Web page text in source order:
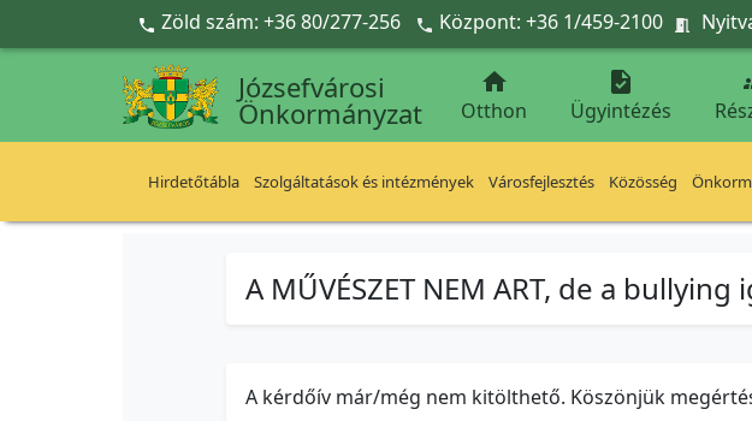
Ugrás a fő tartalomra
 Zöld szám: +36 80/277-256  Központ: +36 1/459-2100 
Józsefvárosi
Önkormányzat

Otthon

Ügyintézés
Hirdetőtábla Szolgáltatások és intézmények Városfejlesztés Közösség
A MŰVÉSZET NEM ART, de a
A kérdőív már/még nem kitölthető. Köszönjük